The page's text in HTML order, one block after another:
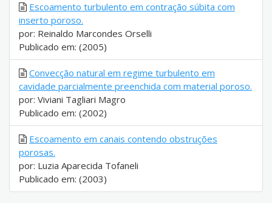
Escoamento turbulento em contração súbita com
inserto poroso.
por: Reinaldo Marcondes Orselli
Publicado em: (2005)
Convecção natural em regime turbulento em
cavidade parcialmente preenchida com material poroso.
por: Viviani Tagliari Magro
Publicado em: (2002)
Escoamento em canais contendo obstruções
porosas.
por: Luzia Aparecida Tofaneli
Publicado em: (2003)